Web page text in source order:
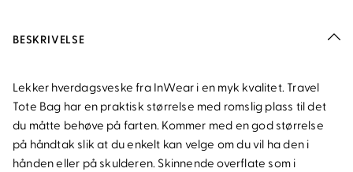
BESKRIVELSE
Lekker hverdagsveske fra InWear i en myk kvalitet. Travel
Tote Bag har en praktisk størrelse med romslig plass til det
du måtte behøve på farten. Kommer med en god størrelse
på håndtak slik at du enkelt kan velge om du vil ha den i
hånden eller på skulderen. Skinnende overflate som i